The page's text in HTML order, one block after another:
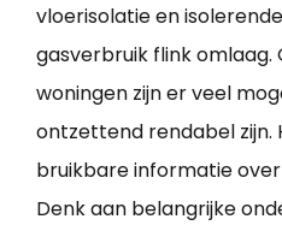
vloerisolatie en
gasverbruik flink omlaag.
woningen zijn er veel
ontzettend rendabel zijn.
bruikbare informatie
Denk aan belangrijke